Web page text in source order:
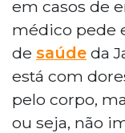
em casos de
médico pede
de saúde da
está com
pelo corpo,
ou seja, não